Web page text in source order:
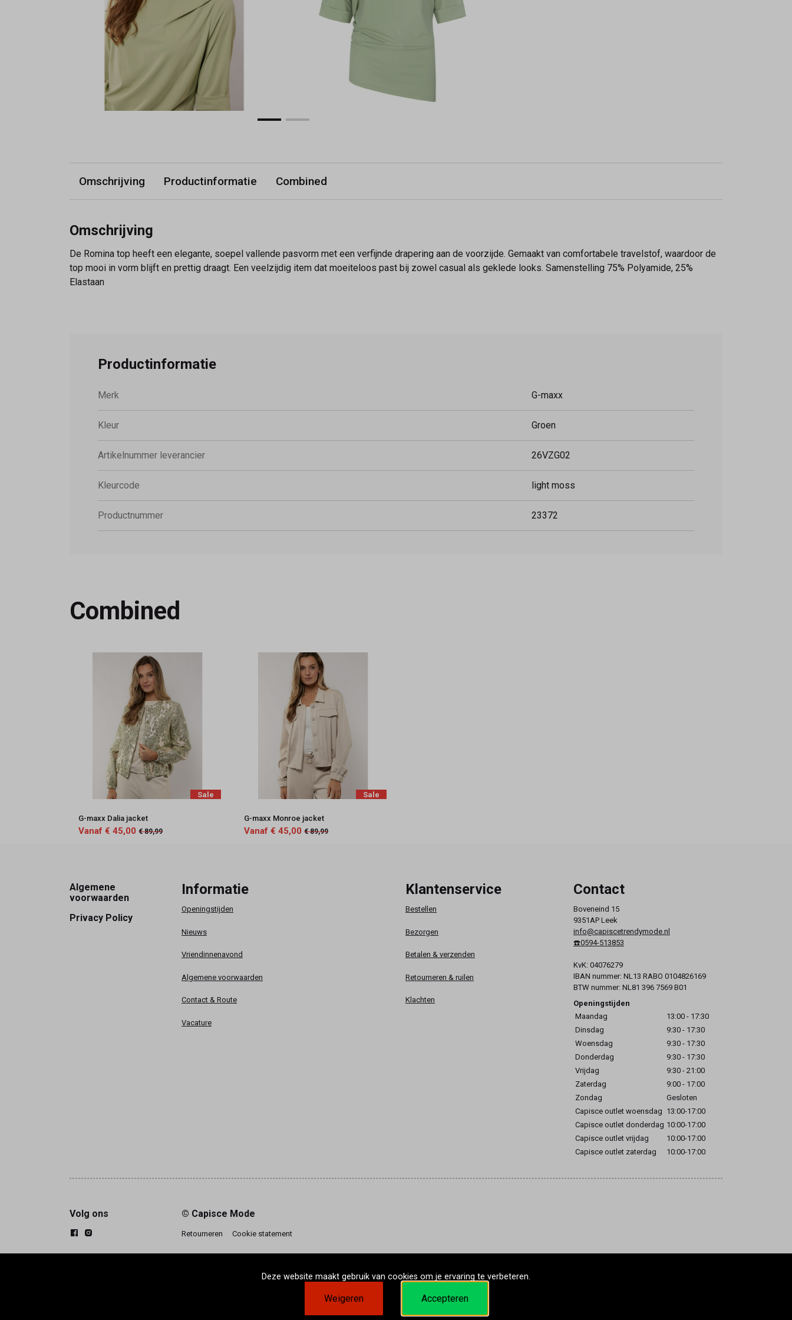
Omschrijving Productinformatie Combined
Omschrijving
De Romina top heeft een elegante, soepel vallende pasvorm met een verfijnde drapering aan de voorzijde. Gemaakt van comfortabele travelstof, waardoor de
top mooi in vorm blijft en prettig draagt. Een veelzijdig item dat moeiteloos past bij zowel casual als geklede looks. Samenstelling 75% Polyamide, 25%
Elastaan
Productinformatie
Merk G-maxx
Kleur Groen
Artikelnummer leverancier 26VZG02
Kleurcode light moss
Productnummer 23372
Combined
Sale
G-maxx Dalia jacket
Vanaf € 45,00 € 89,99
Sale
G-maxx Monroe jacket
Vanaf € 45,00 € 89,99
Footer
Algemene
voorwaarden
Privacy Policy
Informatie
Openingstijden
Nieuws
Vriendinnenavond
Algemene voorwaarden
Contact & Route
Vacature
Klantenservice
Bestellen
Bezorgen
Betalen & verzenden
Retourneren & ruilen
Klachten
Contact
Boveneind 15
9351AP Leek
info@capiscetrendymode.nl
☎️0594-513853
KvK: 04076279
IBAN nummer: NL13 RABO 0104826169
BTW nummer: NL81 396 7569 B01
Openingstijden
Maandag
13:00 - 17:30
Dinsdag
9:30 - 17:30
Woensdag
9:30 - 17:30
Donderdag
9:30 - 17:30
Vrijdag
9:30 - 21:00
Zaterdag
9:00 - 17:00
Zondag
Gesloten
Capisce outlet woensdag 13:00-17:00
Capisce outlet donderdag 10:00-17:00
Capisce outlet vrijdag
10:00-17:00
Capisce outlet zaterdag
10:00-17:00
Volg ons © Capisce Mode
Retourneren Cookie statement
Deze website maakt gebruik van cookies om je ervaring te verbeteren.
Weigeren Accepteren